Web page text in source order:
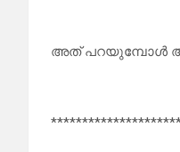
അത് പറയുമ്പോൾ